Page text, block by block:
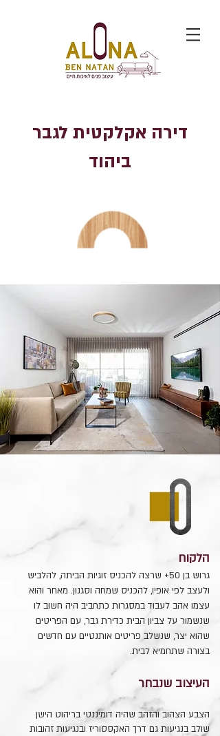
דירה אקלקטית לגבר
ביהוד
הלקוח
גרוש בן 50+ שרצה להכניס זוגיות הביתה, להלביש
ולעצב לפי אופיו, להכניס שמחה וסגנון. מאחר והוא
עצמו אהב לעבוד במסגרות כתחביב היה חשוב לו
שנשמור על צביון הבית כדירת גבר, עם הפריטים
שהוא יצר, שנשלב פריטים אותנטיים עם חדשים
בצורה שתחמיא לבית.
העיצוב שנבחר
הצבע הצהוב והזהב שהיה דומיננטי בריהוט הישן
שולב בנגיעות גם דרך האקססוריז ובנגיעות זהובות